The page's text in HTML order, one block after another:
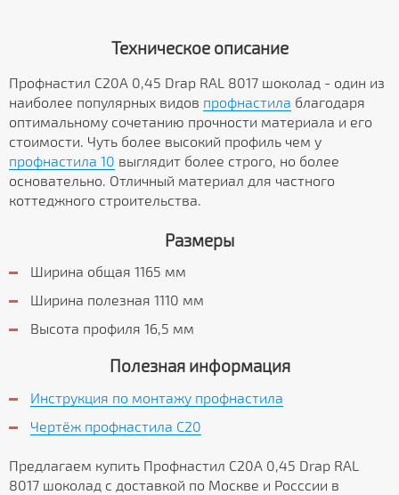
Техническое описание
Профнастил С20А 0,45 Drap RAL 8017 шоколад - один из
наиболее популярных видов профнастила благодаря
оптимальному сочетанию прочности материала и его
стоимости. Чуть более высокий профиль чем у
профнастила 10 выглядит более строго, но более
основательно. Отличный материал для частного
коттеджного строительства.
Размеры
Ширина общая 1165 мм
Ширина полезная 1110 мм
Высота профиля 16,5 мм
Полезная информация
Инструкция по монтажу профнастила
Чертёж профнастила C20
Предлагаем купить Профнастил С20А 0,45 Drap RAL
8017 шоколад с доставкой по Москве и Росссии в